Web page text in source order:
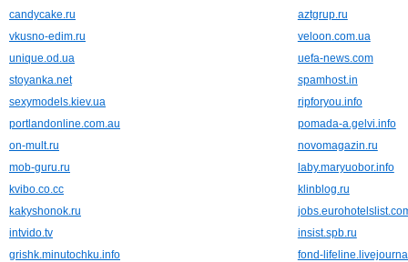
candycake.ru
aztgrup.ru
vkusno-edim.ru
veloon.com.ua
unique.od.ua
uefa-news.com
stoyanka.net
spamhost.in
sexymodels.kiev.ua
ripforyou.info
portlandonline.com.au
pomada-a.gelvi.info
on-mult.ru
novomagazin.ru
mob-guru.ru
laby.maryuobor.info
kvibo.co.cc
klinblog.ru
kakyshonok.ru
intvido.tv
insist.spb.ru
grishk.minutochku.info
fond-